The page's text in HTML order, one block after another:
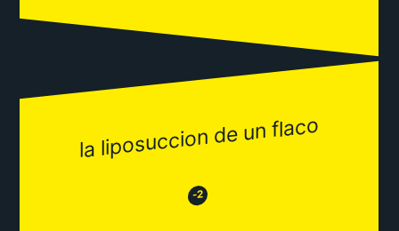
la liposuccion de un flaco
😒 -2 😂